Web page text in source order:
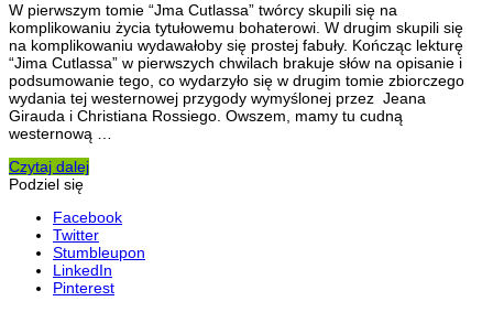
W pierwszym tomie “Jma Cutlassa” twórcy skupili się na
komplikowaniu życia tytułowemu bohaterowi. W drugim skupili się
na komplikowaniu wydawałoby się prostej fabuły. Kończąc lekturę
“Jima Cutlassa” w pierwszych chwilach brakuje słów na opisanie i
podsumowanie tego, co wydarzyło się w drugim tomie zbiorczego
wydania tej westernowej przygody wymyślonej przez Jeana
Girauda i Christiana Rossiego. Owszem, mamy tu cudną
westernową …
Czytaj dalej
Podziel się
Facebook
Twitter
Stumbleupon
LinkedIn
Pinterest